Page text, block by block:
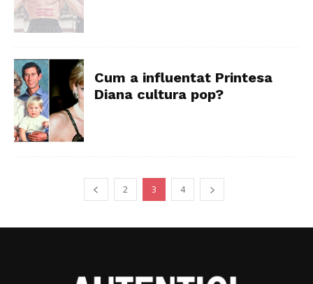
Cum a influentat Printesa
Diana cultura pop?
2 3 4